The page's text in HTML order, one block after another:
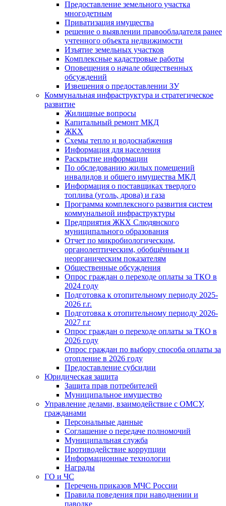
Предоставление земельного участка
многодетным
Приватизация имущества
решение о выявлении правообладателя ранее
учтенного объекта недвижимости
Изъятие земельных участков
Комплексные кадастровые работы
Оповещения о начале общественных
обсуждений
Извещения о предоставлении ЗУ
Коммунальная инфраструктура и стратегическое
развитие
Жилищные вопросы
Капитальный ремонт МКД
ЖКХ
Схемы тепло и водоснабжения
Информация для населения
Раскрытие информации
По обследованию жилых помещений
инвалидов и общего имущества МКД
Информация о поставщиках твердого
топлива (уголь, дрова) и газа
Программа комплексного развития систем
коммунальной инфраструктуры
Предприятия ЖКХ Слюдянского
муниципального образования
Отчет по микробиологическим,
органолептическим, обобщённым и
неорганическим показателям
Общественные обсуждения
Опрос граждан о переходе оплаты за ТКО в
2024 году
Подготовка к отопительному периоду 2025-
2026 г.г.
Подготовка к отопительному периоду 2026-
2027 г.г
Опрос граждан о переходе оплаты за ТКО в
2026 году
Опрос граждан по выбору способа оплаты за
отопление в 2026 году
Предоставление субсидии
Юридическая защита
Защита прав потребителей
Муниципальное имущество
Управление делами, взаимодействие с ОМСУ,
гражданами
Персональные данные
Соглашение о передаче полномочий
Муниципальная служба
Противодействие коррупции
Информационные технологии
Награды
ГО и ЧС
Перечень приказов МЧС России
Правила поведения при наводнении и
паводке